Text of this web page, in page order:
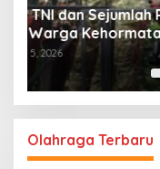
Panglima TNI
Sampaikan
Bangsa
In Nasional August
Olahraga Terbaru